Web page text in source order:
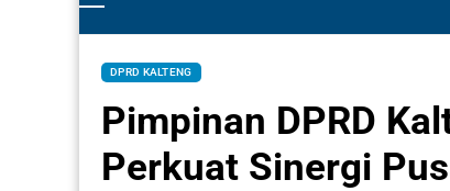
DPRD KALTENG
Pimpinan DPRD
Perkuat Sinergi